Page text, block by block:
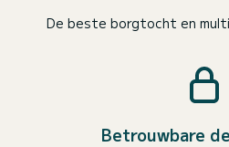
De beste borgtocht en
Betrouwbare